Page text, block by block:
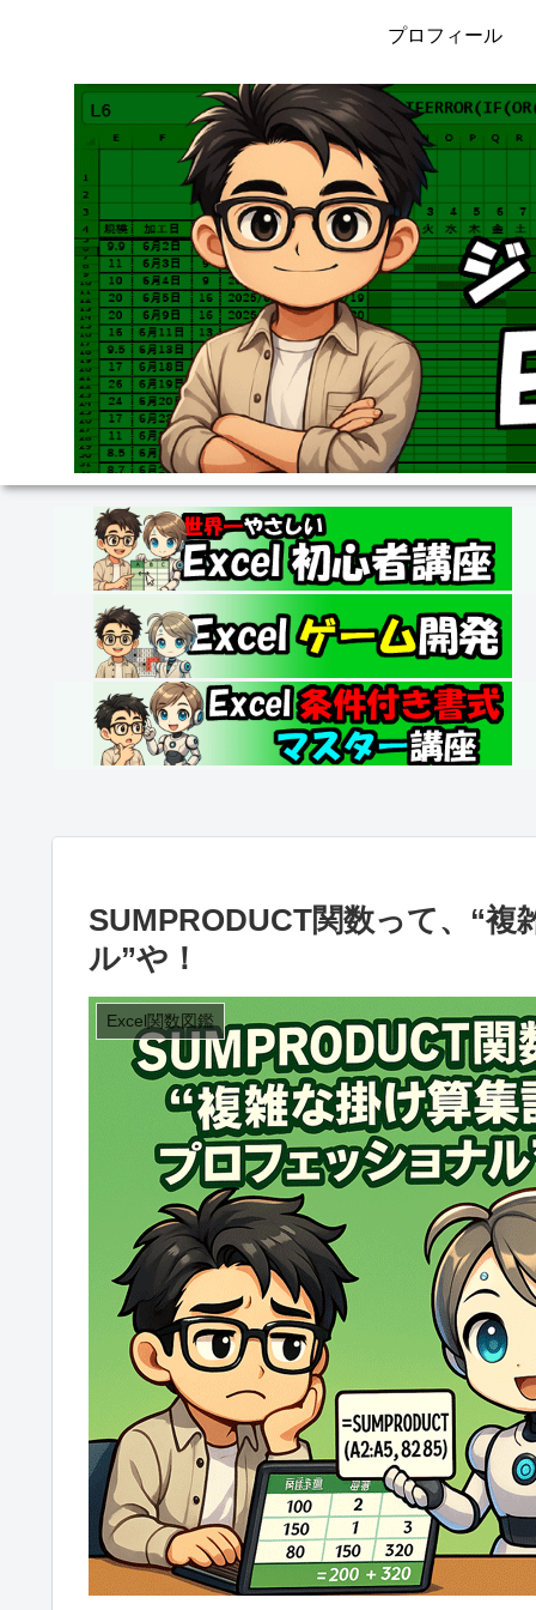
プロフィール
SUMPRODUCT関数って、“
ル”や！
Excel関数図鑑